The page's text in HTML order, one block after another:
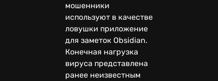
мошенники
используют в качестве
ловушки приложение
для заметок Obsidian.
Конечная нагрузка
вируса представлена
ранее неизвестным